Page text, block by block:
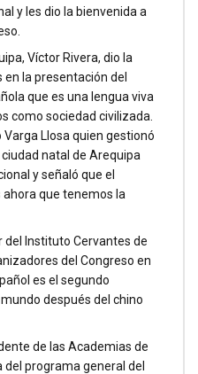
y les dio la bienvenida a
Víctor Rivera, dio la
la presentación del
que es una lengua viva
como sociedad civilizada.
Llosa quien gestionó
natal de Arequipa
y señaló que el
ahora que tenemos la
del Instituto Cervantes de
del Congreso en
es el segundo
después del chino
de las Academias de
del programa general del